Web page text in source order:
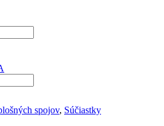
spojov, Súčiastky